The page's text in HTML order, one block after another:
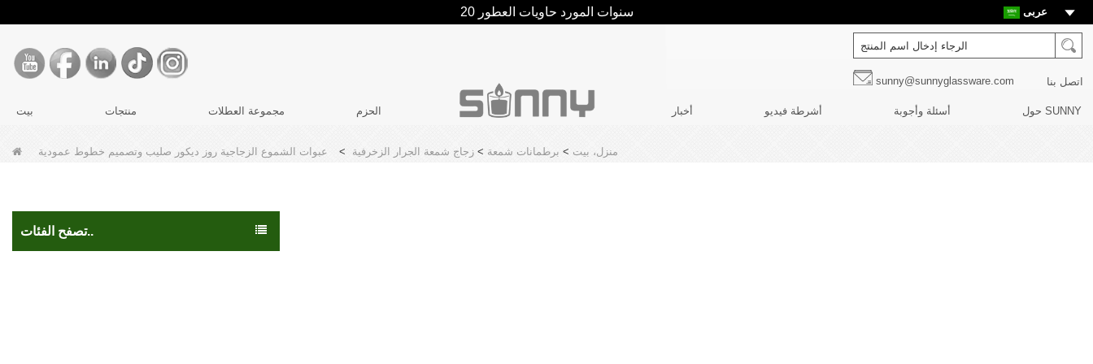
20 سنوات المورد حاويات العطور عربى
sunny@sunnyglassware.com اتصل بنا
بيت منتجات مجموعة العطلات الحزم أخبار أشرطة فيديو أسئلة وأجوبة حول SUNNY
منزل، بيت > برطمانات شمعة > زجاج شمعة الجرار الزخرفية > عبوات الشموع الزجاجية روز ديكور صليب وتصميم خطوط عمودية
تصفح الفئات..